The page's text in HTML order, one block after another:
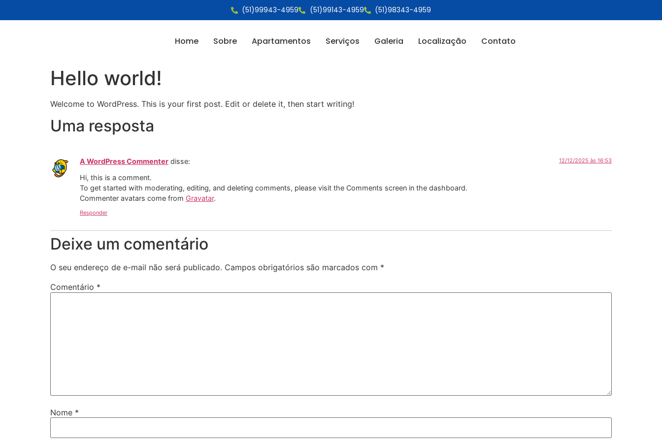
(51)99943-4959 (51)99143-4959 (51)98343-4959
Home Sobre Apartamentos Serviços Galeria Localização Contato
Hello world!
Welcome to WordPress. This is your first post. Edit or delete it, then start writing!
Uma resposta
A WordPress Commenter disse: 12/12/2025 às 16:53
Hi, this is a comment.
To get started with moderating, editing, and deleting comments, please visit the Comments screen in the dashboard.
Commenter avatars come from Gravatar.
Responder
Deixe um comentário
O seu endereço de e-mail não será publicado. Campos obrigatórios são marcados com *
Comentário *
Nome *